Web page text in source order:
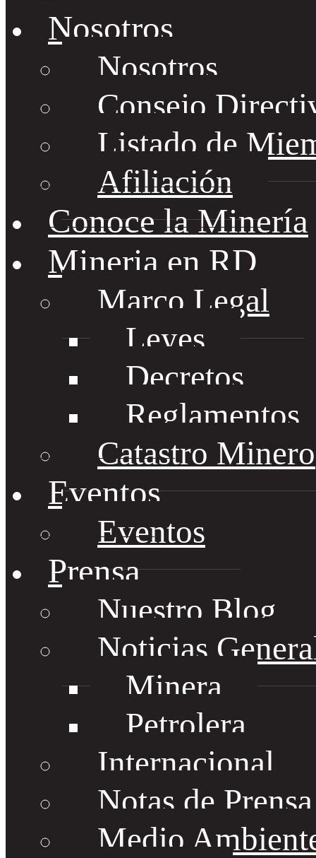
Nosotros
Nosotros
Consejo
Listado de
Afiliación
Conoce la Minería
Mineria en RD
Marco Legal
Leyes
Decretos
Reglamentos
Catastro Minero
Eventos
Eventos
Prensa
Nuestro Blog
Noticias
Minera
Petrolera
Internacional
Notas de
Medio